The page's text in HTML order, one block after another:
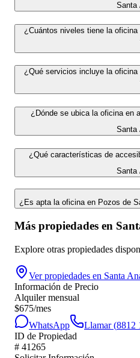
Santa
¿Cuántos niveles tiene la
¿Qué servicios incluye la
¿Dónde se ubica la oficina en
Santa
¿Qué características de
Santa
¿Es apta la oficina en Pozos de
Más propiedades en
Explore otras propiedades
Ver propiedades en Santa
Información de Precio
Alquiler mensual
$675/mes
WhatsApp
Llamar (8812
ID de Propiedad
# 41265